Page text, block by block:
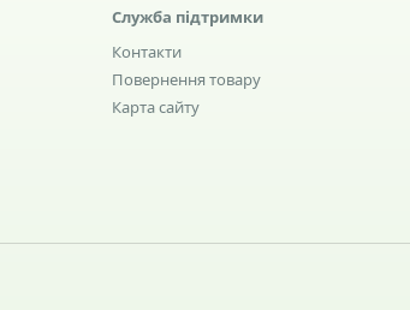
Служба підтримки
Контакти
Повернення товару
Карта сайту